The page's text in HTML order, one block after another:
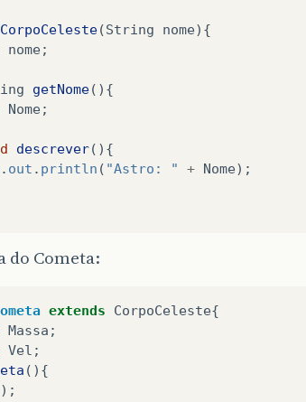
CorpoCeleste(String nome){
nome;
getNome(){
Nome;
descrever(){
. out . println ( "Astro: " + Nome);
do Cometa:
extends CorpoCeleste{
Massa ;
Vel ;
(){